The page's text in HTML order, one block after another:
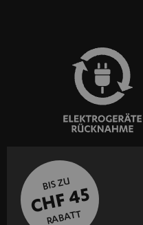
BIS ZU
CHF 45
RABATT